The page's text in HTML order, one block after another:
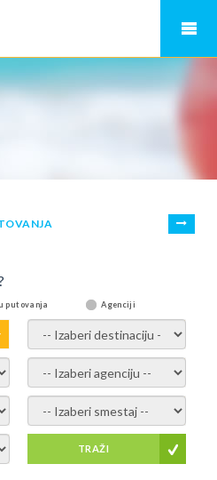
putovanja Agenciji
-- Izaberi destinaciju --
-- Izaberi agenciju --
-- Izaberi smestaj --
TRAŽI